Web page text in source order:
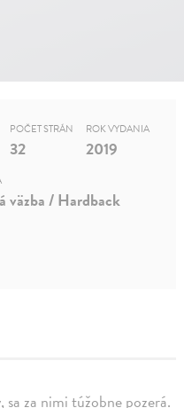
za nimi túžobne pozerá.
POČET STRÁN
32
ROK VYDANIA
2019
väzba / Hardback